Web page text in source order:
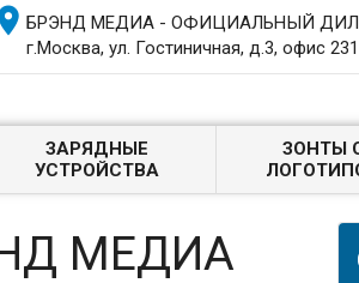
БРЭНД МЕДИА - ОФИЦИАЛЬНЫЙ ДИЛЕР
г.Москва, ул. Гостиничная, д.3, офис
ЗАРЯДНЫЕ
УСТРОЙСТВА
ЗОНТЫ
МЕДИА